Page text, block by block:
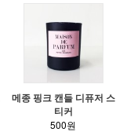
메종 핑크 캔들 디퓨저 스
티커
500원